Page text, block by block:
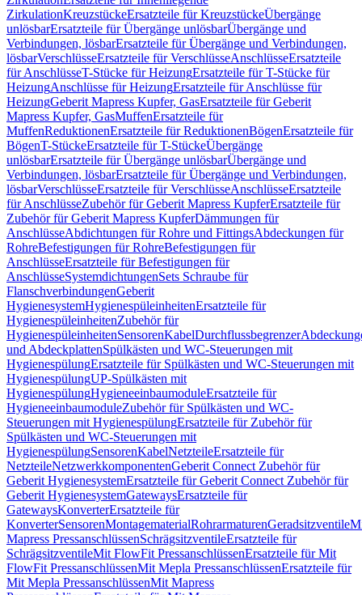
ZirkulationKreuzstückeErsatzteile für KreuzstückeÜbergänge
unlösbarErsatzteile für Übergänge unlösbarÜbergänge und
Verbindungen, lösbarErsatzteile für Übergänge und Verbindungen,
lösbarVerschlüsseErsatzteile für VerschlüsseAnschlüsseErsatzteile
für AnschlüsseT-Stücke für HeizungErsatzteile für T-Stücke für
HeizungAnschlüsse für HeizungErsatzteile für Anschlüsse für
HeizungGeberit Mapress Kupfer, GasErsatzteile für Geberit
Mapress Kupfer, GasMuffenErsatzteile für
MuffenReduktionenErsatzteile für ReduktionenBögenErsatzteile für
BögenT-StückeErsatzteile für T-StückeÜbergänge
unlösbarErsatzteile für Übergänge unlösbarÜbergänge und
Verbindungen, lösbarErsatzteile für Übergänge und Verbindungen,
lösbarVerschlüsseErsatzteile für VerschlüsseAnschlüsseErsatzteile
für AnschlüsseZubehör für Geberit Mapress KupferErsatzteile für
Zubehör für Geberit Mapress KupferDämmungen für
AnschlüsseAbdichtungen für Rohre und FittingsAbdeckungen für
RohreBefestigungen für RohreBefestigungen für
AnschlüsseErsatzteile für Befestigungen für
AnschlüsseSystemdichtungenSets Schraube für
FlanschverbindungenGeberit
HygienesystemHygienespüleinheitenErsatzteile für
HygienespüleinheitenZubehör für
HygienespüleinheitenSensorenKabelDurchflussbegrenzer
und AbdeckplattenSpülkästen und WC-Steuerungen mit
HygienespülungErsatzteile für Spülkästen und WC-Steuerungen mit
HygienespülungUP-Spülkästen mit
HygienespülungHygieneeinbaumoduleErsatzteile für
HygieneeinbaumoduleZubehör für Spülkästen und WC-
Steuerungen mit HygienespülungErsatzteile für Zubehör für
Spülkästen und WC-Steuerungen mit
HygienespülungSensorenKabelNetzteileErsatzteile für
NetzteileNetzwerkkomponentenGeberit Connect Zubehör für
Geberit HygienesystemErsatzteile für Geberit Connect Zubehör für
Geberit HygienesystemGatewaysErsatzteile für
GatewaysKonverterErsatzteile für
KonverterSensorenMontagematerialRohrarmaturenGeradsitzventile
Mapress PressanschlüssenSchrägsitzventileErsatzteile für
SchrägsitzventileMit FlowFit PressanschlüssenErsatzteile für Mit
FlowFit PressanschlüssenMit Mepla PressanschlüssenErsatzteile für
Mit Mepla PressanschlüssenMit Mapress